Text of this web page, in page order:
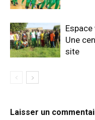
Une
site
Laisser un